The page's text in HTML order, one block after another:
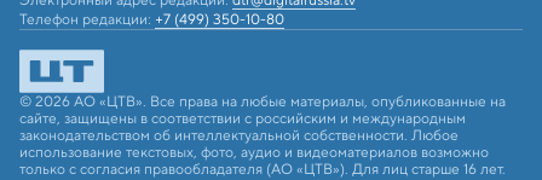
Телефон редакции: +7 (499) 350-10-80
© 2026 АО «ЦТВ». Все права на любые материалы, опубликованные на
сайте, защищены в соответствии с российским и международным
законодательством об интеллектуальной собственности. Любое
использование текстовых, фото, аудио и видеоматериалов возможно
только с согласия правообладателя (АО «ЦТВ»). Для лиц старше 16 лет.